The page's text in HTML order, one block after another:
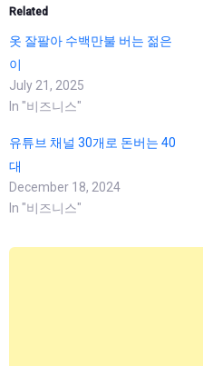
Related
옷 잘팔아 수백만불 버는 젊은
이
July 21, 2025
In "비즈니스"
유튜브 채널 30개로 돈버는 40
대
December 18, 2024
In "비즈니스"